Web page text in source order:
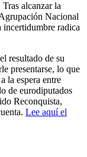
alcanzar la
Nacional
incertidumbre radica
resultado de su
presentarse, lo que
la espera entre
de eurodiputados
Reconquista,
Lee aquí el